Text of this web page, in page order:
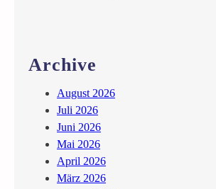
Archive
August 2026
Juli 2026
Juni 2026
Mai 2026
April 2026
März 2026